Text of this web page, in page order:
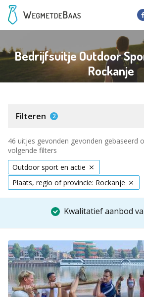
Bedrijfsuitje Outdoor
Rockanje
Filteren 2
46 uitjes gevonden gevonden gebaseerd
volgende filters
Outdoor sport en actie
Plaats, regio of provincie: Rockanje
Kwalitatief aanbod